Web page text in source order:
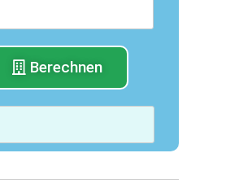
Berechnen